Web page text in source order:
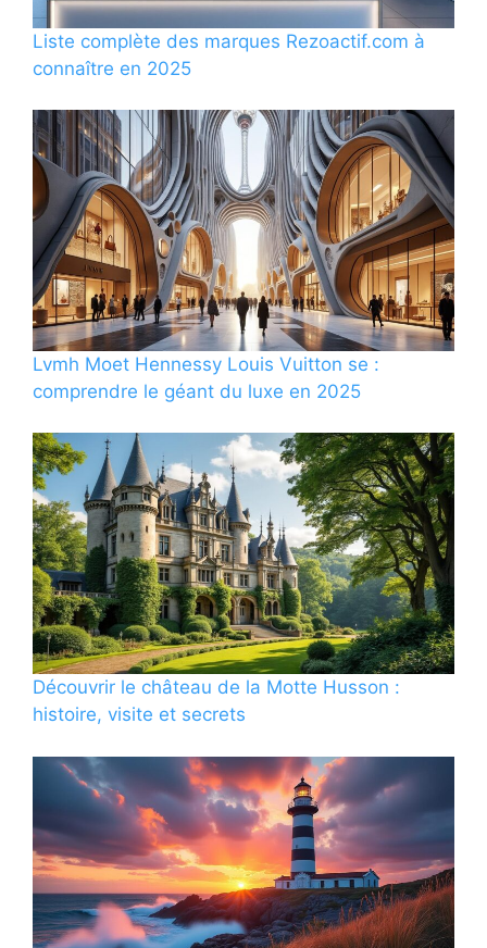
Liste complète des marques Rezoactif.com à
connaître en 2025
Lvmh Moet Hennessy Louis Vuitton se :
comprendre le géant du luxe en 2025
Découvrir le château de la Motte Husson :
histoire, visite et secrets